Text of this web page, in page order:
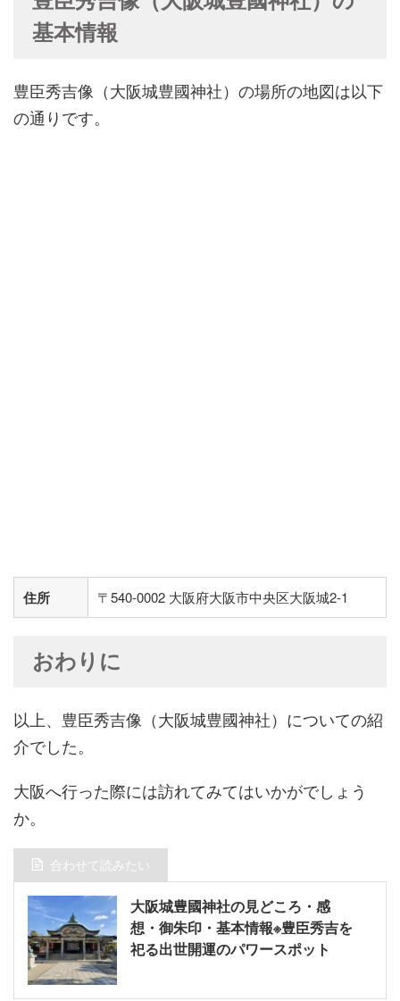
基本情報
豊臣秀吉像（大阪城豊國神社）の場所の地図は以下
の通りです。
住所 〒540-0002 大阪府大阪市中央区大阪城2-1
おわりに
以上、豊臣秀吉像（大阪城豊國神社）についての紹
介でした。
大阪へ行った際には訪れてみてはいかがでしょう
か。
合わせて読みたい
大阪城豊國神社の見どころ・感
想・御朱印・基本情報※豊臣秀吉を
祀る出世開運のパワースポット